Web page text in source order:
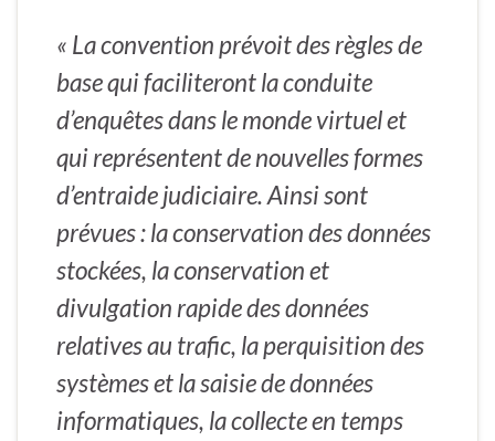
« La convention prévoit des règles de
base qui faciliteront la conduite
d’enquêtes dans le monde virtuel et
qui représentent de nouvelles formes
d’entraide judiciaire. Ainsi sont
prévues : la conservation des données
stockées, la conservation et
divulgation rapide des données
relatives au trafic, la perquisition des
systèmes et la saisie de données
informatiques, la collecte en temps